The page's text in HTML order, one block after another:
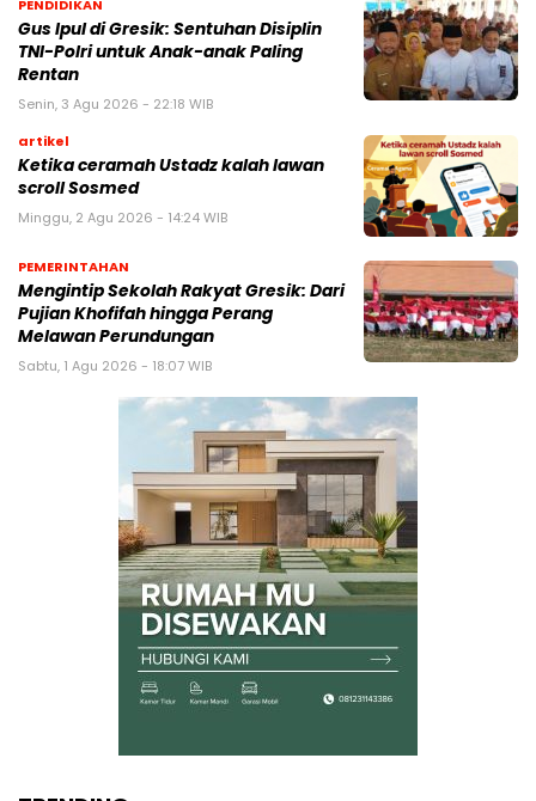
PENDIDIKAN
Gus Ipul di Gresik: Sentuhan Disiplin
TNI-Polri untuk Anak-anak Paling
Rentan
Senin, 3 Agu 2026 - 22:18 WIB
artikel
Ketika ceramah Ustadz kalah lawan
scroll Sosmed
Minggu, 2 Agu 2026 - 14:24 WIB
PEMERINTAHAN
Mengintip Sekolah Rakyat Gresik: Dari
Pujian Khofifah hingga Perang
Melawan Perundungan
Sabtu, 1 Agu 2026 - 18:07 WIB